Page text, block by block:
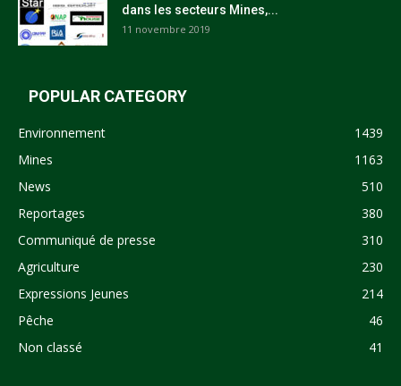
dans les secteurs Mines,...
11 novembre 2019
POPULAR CATEGORY
Environnement
1439
Mines
1163
News
510
Reportages
380
Communiqué de presse
310
Agriculture
230
Expressions Jeunes
214
Pêche
46
Non classé
41